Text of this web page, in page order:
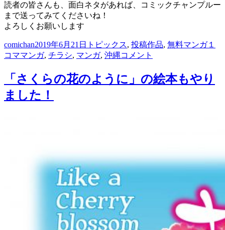
ェ
月
3
で！
読者の皆さんも、面白ネタがあれば、コミックチャンプルー
まで送ってみてくださいね！
よろしくお願いします
投
稿
comichan投
稿
2019年6月21日 カ
テ
リ
ー
トピックス, 投稿作品, 無料マンガタ
１
コママンガ, チラシ, マンガ, 沖縄ヒ
ー
マ
那
覇
１
コ
マ
マ
コメント
「さくらの花のように」の絵本もやり
ました！